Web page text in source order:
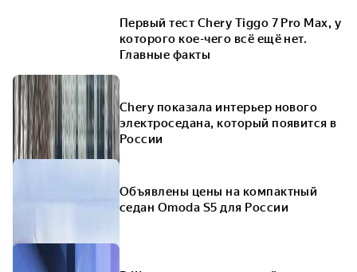
Первый тест Chery Tiggo 7 Pro Max, у
которого кое-чего всё ещё нет.
Главные факты
Chery показала интерьер нового
электроседана, который появится в
России
Объявлены цены на компактный
седан Omoda S5 для России